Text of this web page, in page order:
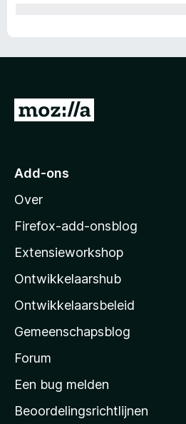
N
r
o
z
l
l
a
s
s
t
r
Add-ons
Over
Firefox-add-onsblog
Extensieworkshop
Ontwikkelaarshub
Ontwikkelaarsbeleid
Gemeenschapsblog
Forum
Een bug melden
Beoordelingsrichtlijnen